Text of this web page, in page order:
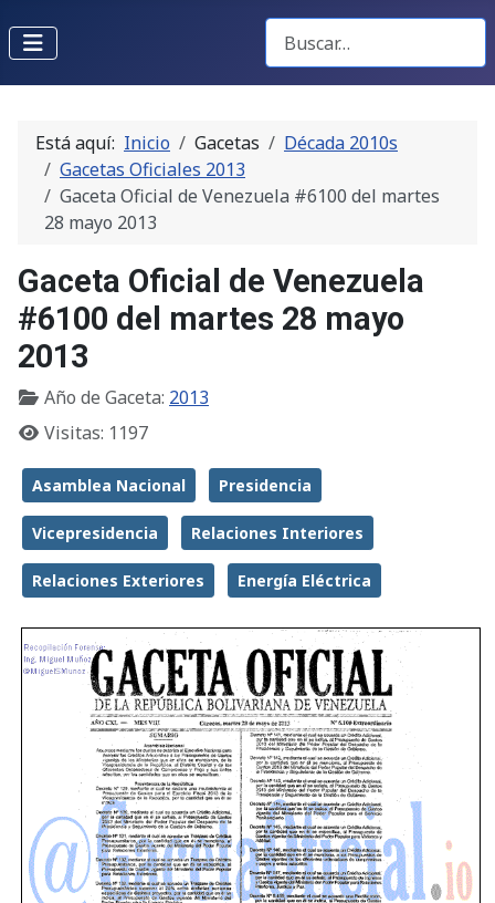
Buscar Gacetas
Está aquí: Inicio Gacetas
Década 2010s
Gacetas Oficiales 2013
Gaceta Oficial de Venezuela #6100 del martes
28 mayo 2013
Gaceta Oficial de Venezuela
#6100 del martes 28 mayo
2013
Año de Gaceta: 2013
Visitas: 1197
Asamblea Nacional Presidencia
Vicepresidencia Relaciones Interiores
Relaciones Exteriores Energía Eléctrica